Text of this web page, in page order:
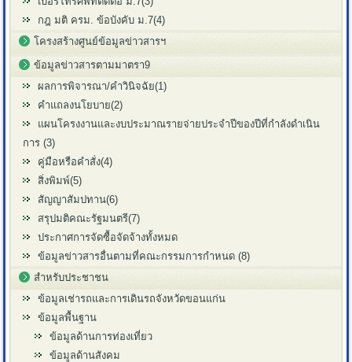
กฎ มติ ครม. ข้อบังคับ ม.7(4)
โครงสร้างศูนย์ข้อมูลข่าวสารฯ
ข้อมูลข่าวสารตามมาตรา9
ผลการพิจารณา/คำวินิจฉัย(1)
คำแถลงนโยบาย(2)
แผนโครงงานและงบประมาณรายจ่ายประจำปีของปีที่กำลังดำเนิน
การ (3)
คู่มือหรือคำสั่ง(4)
สิ่งพิมพ์(5)
สัญญาสัมปทาน(6)
สรุปมติคณะรัฐมนตรี(7)
ประกาศการจัดซื้อจัดจ้างทั้งหมด
ข้อมูลข่าวสารอื่นตามที่คณะกรรมการกำหนด (8)
สำหรับประชาชน
ข้อมูลเช่ารถและการเดินรถจังหวัดขอนแก่น
ข้อมูลพื้นฐาน
ข้อมูลด้านการท่องเที่ยว
ข้อมูลด้านสังคม